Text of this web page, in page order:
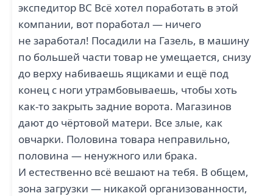
экспедитор ВС Всё хотел поработать в этой
компании, вот поработал — ничего
не заработал! Посадили на Газель, в машину
по большей части товар не умещается, снизу
до верху набиваешь ящиками и ещё под
конец с ноги утрамбовываешь, чтобы хоть
как-то закрыть задние ворота. Магазинов
дают до чёртовой матери. Все злые, как
овчарки. Половина товара неправильно,
половина — ненужного или брака.
И естественно всё вешают на тебя. В общем,
зона загрузки — никакой организованности,